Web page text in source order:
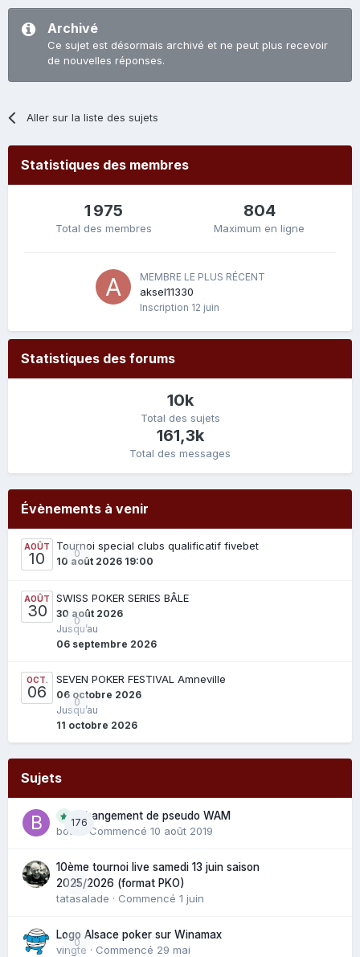
Archivé
Ce sujet est désormais archivé et ne peut plus recevoir
de nouvelles réponses.
Aller sur la liste des sujets
Statistiques des membres
1 975
Total des membres
804
Maximum en ligne
MEMBRE LE PLUS RÉCENT
aksel11330
Inscription 12 juin
Statistiques des forums
10k
Total des sujets
161,3k
Total des messages
Évènements à venir
AOÛT
10 0
Tournoi special clubs qualificatif fivebet
10 août 2026 19:00
AOÛT
30
0
SWISS POKER SERIES BÂLE
30 août 2026
Jusqu’au
06 septembre 2026
OCT.
06
0
SEVEN POKER FESTIVAL Amneville
06 octobre 2026
Jusqu’au
11 octobre 2026
Sujets
176
Changement de pseudo WAM
bouli
· Commencé 10 août 2019
0
10ème tournoi live samedi 13 juin saison
2025/2026 (format PKO)
tatasalade · Commencé 1 juin
0
Logo Alsace poker sur Winamax
vingte · Commencé 29 mai